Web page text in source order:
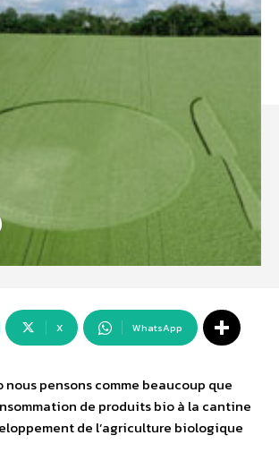
X WhatsApp
nous pensons comme beaucoup que
de produits bio à la cantine
de l’agriculture biologique